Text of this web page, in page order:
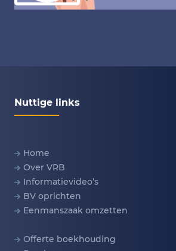
Nuttige links
Home
Over VRB
Informatievideo’s
BV oprichten
Eenmanszaak omzetten
Offerte boekhouding